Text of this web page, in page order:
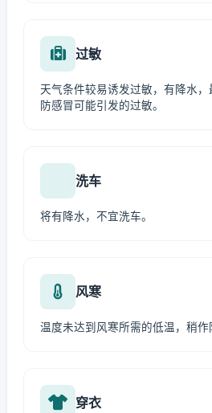
过敏
天气条件较易诱发过敏，有降水
防感冒可能引发的过敏。
洗车
将有降水，不宜洗车。
风寒
温度未达到风寒所需的低温，稍作
穿衣